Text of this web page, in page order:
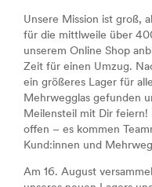
Unsere Mission ist groß,
für die mittlweile über
unserem Online Shop
Zeit für einen Umzug.
ein größeres Lager für
Mehrwegglas gefunden
Meilensteil mit Dir feiern!
offen – es kommen
Kund:innen und
Am 16. August